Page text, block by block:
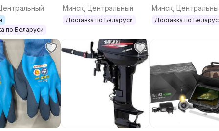
дна от повреждения
как при накачке, так и
нижних баллонов
высокие
зоны «законцовок» основных
зоны надувного дна
по Беларуси
Минск, Центральный
Доставка по Беларуси
Минск,
Доставка по